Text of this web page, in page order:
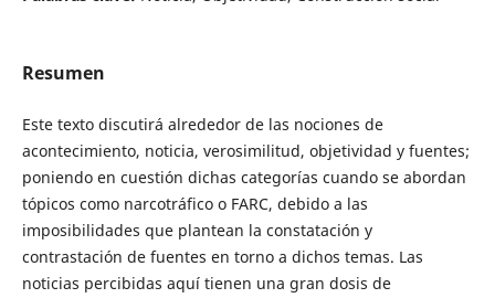
Resumen
Este texto discutirá alrededor de las nociones de
acontecimiento, noticia, verosimilitud, objetividad y fuentes;
poniendo en cuestión dichas categorías cuando se abordan
tópicos como narcotráfico o FARC, debido a las
imposibilidades que plantean la constatación y
contrastación de fuentes en torno a dichos temas. Las
noticias percibidas aquí tienen una gran dosis de